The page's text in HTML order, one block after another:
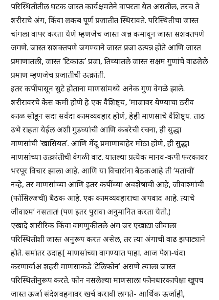
परिस्थितीतील घटक जास्त कार्यक्षमतेने वापरता येत असतील, तरच ते
शरीराचे अंग, किंवा लकब पूर्ण प्रजातीत स्थिरावते. परिस्थितीचा जास्त
चांगला वापर करता येणे म्हणजेच जास्त अन्न कमावून जास्त सशक्तपणे
जगणे. जास्त सशक्तपणे जगण्याने जास्त प्रजा उत्पन्न होते आणि जास्त
प्रमाणातली, जास्त ‘टिकाऊ’ प्रजा, तिच्यातले जास्त सक्षम गुणांचे वाढलेले
प्रमाण म्हणजेच प्रजातीची उत्क्रांती.
इतर कपींपासून सुटे होताना माणसांमध्ये अनेक गुण वेगळे झाले.
शरीरावरचे केस कमी होणे हे एक वैशिष्ट्य, ‘माजावर येण्याचा ठरीव
काळ सोडून सदा सर्वदा कामव्यवहार होणे, हेही माणसाचे वैशिष्ट्य. ताठ
उभे राहता येईल अशी गुडघ्यांची आणि कंबरेची रचना, ही सुद्धा
माणसांची ‘खासियत’. आणि मेंदू प्रमाणाबाहेर मोठा होणे, ही सुद्धा
माणसांच्या उत्क्रांतीची वेगळी वाट. यातल्या प्रत्येक मानव-कपी फरकावर
भरपूर विचार झाला आहे. आणि या विचारांना बैठकआहे ती ‘मतांची’
नव्हे, तर माणसांच्या आणि इतर कपींच्या अवशेषांची आहे, जीवाश्मांची
(फॉसिल्जची) बैठक आहे. एक कामव्यवहाराचा अपवाद आहे. त्याचे
जीवाश्म’ नसतात! (पण इतर पुरावा अनुमानित करता येतो.)
एखादे शारीरिक किंवा वागणुकीतले अंग जर एखाद्या जीवाला
परिस्थितीशी जास्त अनुरूप करत असेल, तर त्या अंगाची वाढ झपाट्याने
होते. समांतर उदाह[ माणसांच्या वागण्यात पाहा. आज पेशा-धंदा
करणार्याअ शहरी माणसाकडे ‘टेलिफोन’ असणे त्याला जास्त
परिस्थितीनुरूप करते. फोन नसलेल्या माणसाला फोनधारकापेक्षा खूपच
जास्त ऊर्जा संदेशवहनावर खर्च करावी लागते- आर्थिक ऊर्जाही,